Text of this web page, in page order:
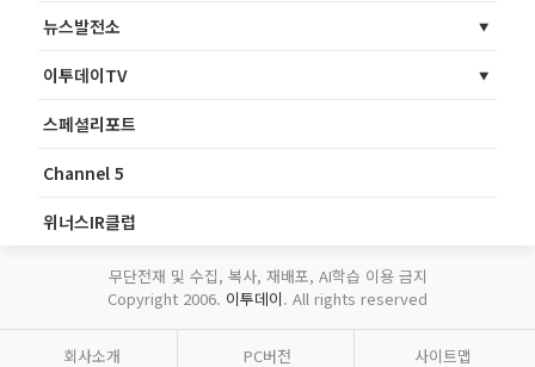
뉴스발전소
이투데이TV
스페셜리포트
Channel 5
위너스IR클럽
무단전재 및 수집, 복사, 재배포, AI학습 이용 금지
Copyright 2006. 이투데이. All rights reserved
회사소개 PC버전 사이트맵